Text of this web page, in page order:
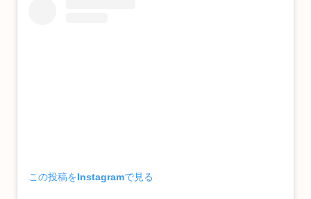
この投稿をInstagramで見る